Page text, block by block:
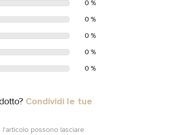
0 %
0 %
0 %
0 %
0 %
Condividi le tue
possono lasciare